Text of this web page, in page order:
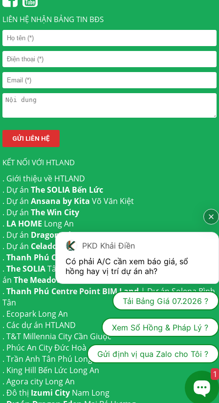
LIÊN HỆ NHẬN BẢNG TIN BĐS
KẾT NỐI VỚI HTLAND
. Giới thiệu về HTLAND
. Dự án The SOLIA Bến Lức
. Dự án Ansana by Kita Võ Văn Kiệt
. Dự án The Win City
. LA HOME Long An
. Dự án Dragon Eden Long An
. Dự án Celadon City
Tân Phú
. Thanh Phú Centre PointBến Lức
. The SOLIATây Ninh | Dự ánThe AGULATrần Anh và Dự
án The Meadow
. Thanh Phú Centre Point BIM Land| Dự ánSolena Bình
Tân
. Ecopark Long An
. Các dự án HTLAND
. T&T Millennia City Cần Giuộc
. Phúc An CityĐức Hoà
. Trần Anh Tân Phú Long An
. King Hill Bến Lức Long An
. Agora city Long An
. Đô thị Izumi City Nam Long
PKD Khải Điền
Có phải A/C cần xem báo giá, sổ
hồng hay vị trí dự án ah?
Tải Bảng Giá 07.2026 ?
Xem Sổ Hồng & Pháp Lý ?
Gửi định vị qua Zalo cho Tôi ?
1